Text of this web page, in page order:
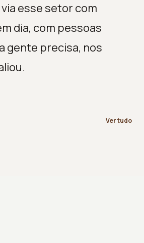
esse setor com
dia, com pessoas
gente precisa, nos
Ver tudo